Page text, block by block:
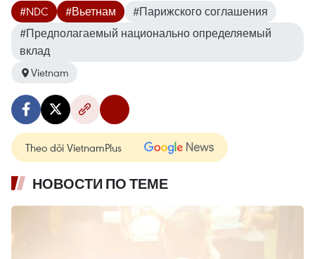
#NDC #Вьетнам
#Парижского соглашения
#Предполагаемый национально определяемый
вклад
Vietnam
Theo dõi VietnamPlus
НОВОСТИ ПО ТЕМЕ